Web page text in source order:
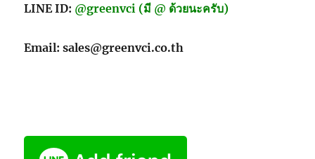
LINE ID: @greenvci (มี @ ด้วยนะครับ)
Email: sales@greenvci.co.th